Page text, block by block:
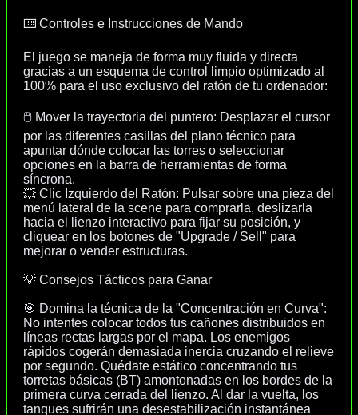
⌨️ Controles e Instrucciones de Mando
El juego se maneja de forma muy fluida y directa
gracias a un esquema de control limpio optimizado al
100% para el uso exclusivo del ratón de tu ordenador:
🖱️ Mover la trayectoria del puntero: Desplazar el cursor
por las diferentes casillas del plano técnico para
apuntar dónde colocar las torres o seleccionar
opciones en la barra de herramientas de forma
síncrona.
💥 Clic Izquierdo del Ratón: Pulsar sobre una pieza del
menú lateral de la scene para comprarla, deslizarla
hacia el lienzo interactivo para fijar su posición, y
cliquear en los botones de "Upgrade / Sell" para
mejorar o vender estructuras.
💡 Consejos Tácticos para Ganar
🎯 Domina la técnica de la "Concentración en Curva":
No intentes colocar todos tus cañones distribuidos en
líneas rectas largas por el mapa. Los enemigos
rápidos cogerán demasiada inercia cruzando el relieve
por segundo. Quédate estático concentrando tus
torretas básicas (BT) amontonadas en los bordes de la
primera curva cerrada del lienzo. Al dar la vuelta, los
tanques sufrirán una desestabilización instantánea